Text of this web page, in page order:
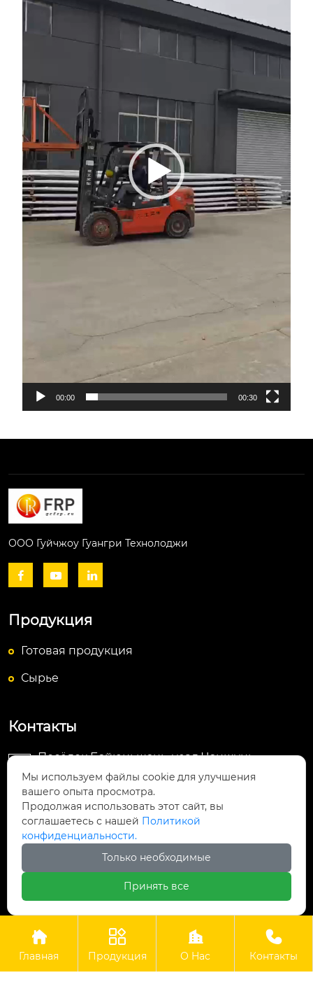
器
00:00 00:30
ООО Гуйчжоу Гуангри Технолоджи
  
Продукция
Готовая продукция
Сырье
Контакты
Посёлок Байюньшань, уезд Чаншунь,
провинция Гуйчжоу
 info@lightsunfrp.com
 +86-15089178426
＋8615089178426
Авторское право©ООО Гуйчжоу Гуангри Технолоджи

Главная

Продукция

О Hас

Контакты
Мы используем файлы cookie для улучшения
вашего опыта просмотра.
Продолжая использовать этот сайт, вы
соглашаетесь с нашей Политикой
конфиденциальности.
Только необходимые
Принять все